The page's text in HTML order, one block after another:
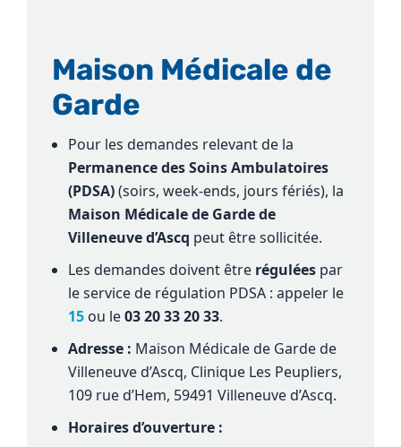
Maison Médicale de
Garde
Pour les demandes relevant de la
Permanence des Soins Ambulatoires
(PDSA)(soirs, week-ends, jours fériés), la
Maison Médicale de Garde de
Villeneuve d’Ascq peut être sollicitée.
Les demandes doivent être régulées par
le service de régulation PDSA : appeler le
15 ou le03 20 33 20 33.
Adresse : Maison Médicale de Garde de
Villeneuve d’Ascq, Clinique Les Peupliers,
109 rue d’Hem, 59491 Villeneuve d’Ascq.
Horaires d’ouverture :